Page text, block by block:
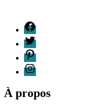
F
T
P
I
À propos